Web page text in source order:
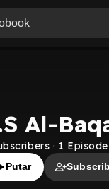
Al-
· 1 Episode
Putar